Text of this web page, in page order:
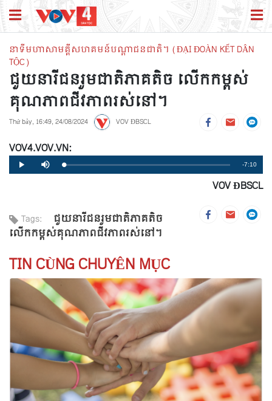
នាទីមហាសាមគ្គីសហគមន៍បណ្តាជនជាតិ។ (ĐẠI ĐOÀN KẾT DÂN
TỘC)
ជួយនារីជនរួមជាតិភាគតិច លើកកម្ពស់
គុណភាពជីវភាពរស់នៅ។
Thứ bảy, 16:49, 24/08/2024 VOV ĐBSCL
VOV4.VOV.VN:
Play Mute Loaded:
0%
Progress:
0%
Remaining
Time
-7:10
VOV ĐBSCL
Tags:
ជួយនារីជនរួមជាតិភាគតិច
លើកកម្ពស់គុណភាពជីវភាពរស់នៅ។
TIN CÙNG CHUYÊN MỤC